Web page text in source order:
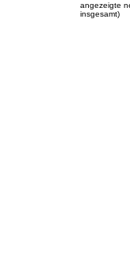
angezeigte
insgesamt)